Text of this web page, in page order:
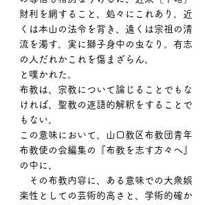
財利を網すること、処々にこれあり。近
くは本山の法令を背き、遠くは宗祖の清
流を濁す。実に獅子身中の虫なり。有志
の人だれかこれを傷まざらん。
と嘆かれた。
布教は、宗教について論じることでもな
ければ、聖教の逐語的解釈をすることで
もない。
この意味において、山口教区布教団青年
布教使の会編集の『布教を志す方々へ』
の中に、
その布教内容に、ある意味での大衆娯
楽性としての芸術的高さと、学術的確か